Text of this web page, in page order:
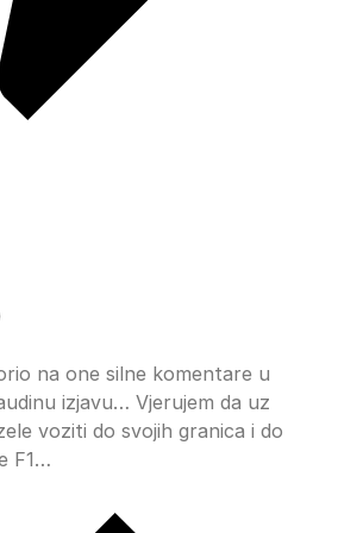
na one silne komentare u
izjavu… Vjerujem da uz
voziti do svojih granica i do
F1…